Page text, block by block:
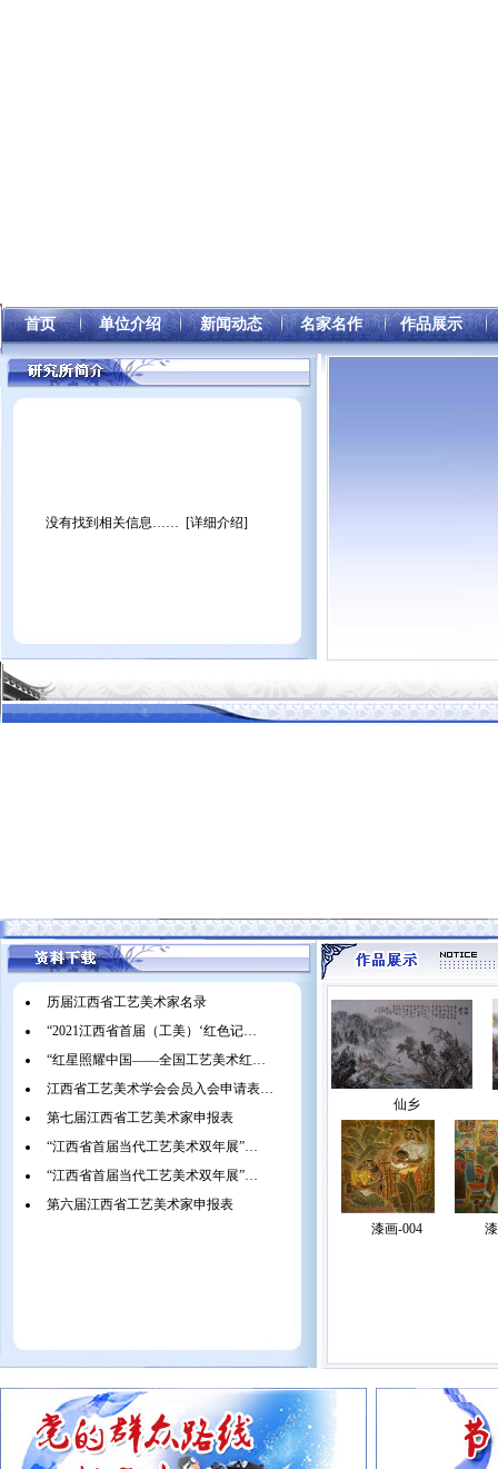
首页 单位介绍 新闻动态 名家名作 作品展示
没有找到相关信息…… [详细介绍]
历届江西省工艺美术家名录
“2021江西省首届（工美）‘红色记…
“红星照耀中国——全国工艺美术红…
江西省工艺美术学会会员入会申请表…
第七届江西省工艺美术家申报表
“江西省首届当代工艺美术双年展”…
“江西省首届当代工艺美术双年展”…
第六届江西省工艺美术家申报表
岁月风尘 仙乡
漆画-004